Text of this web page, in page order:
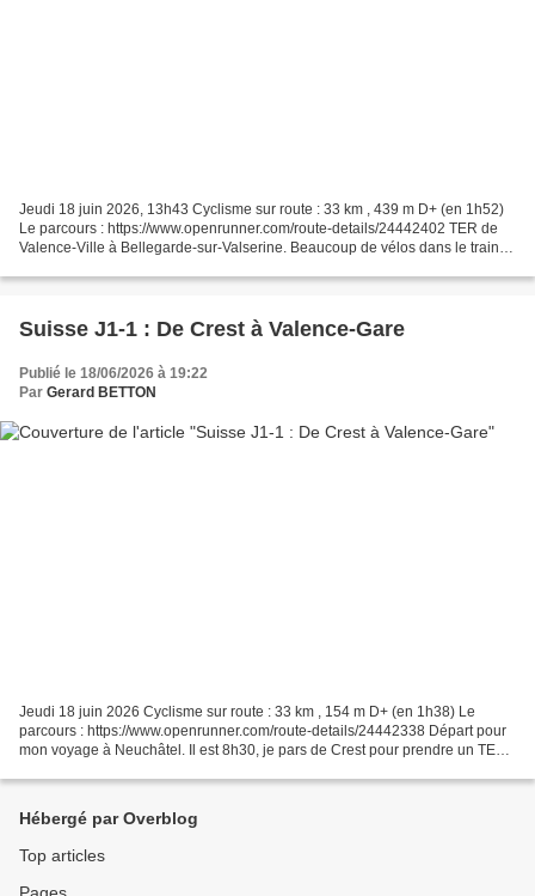
Jeudi 18 juin 2026, 13h43 Cyclisme sur route : 33 km , 439 m D+ (en 1h52)
Le parcours : https://www.openrunner.com/route-details/24442402 TER de
Valence-Ville à Bellegarde-sur-Valserine. Beaucoup de vélos dans le train et
Suisse J1-1 : De Crest à Valence-Gare
Publié le 18/06/2026 à 19:22
Par Gerard BETTON
Jeudi 18 juin 2026 Cyclisme sur route : 33 km , 154 m D+ (en 1h38) Le
parcours : https://www.openrunner.com/route-details/24442338 Départ pour
mon voyage à Neuchâtel. Il est 8h30, je pars de Crest pour prendre un TER
Hébergé par Overblog
Top articles